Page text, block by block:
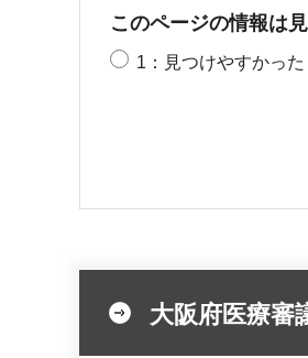
このページの情報は
1：見つけやすかった
大阪府医療審